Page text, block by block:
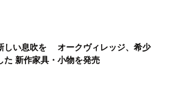
しい息吹を オークヴィレッジ、希少
た 新作家具・小物を発売